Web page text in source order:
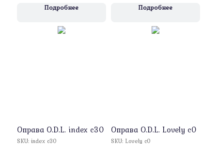
Подробнее Подробнее
Оправа O.D.L. index c30
SKU: index c30
Оправа O.D.L. Lovely c0
SKU: Lovely c0